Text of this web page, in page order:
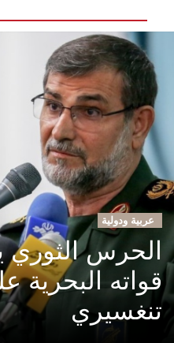
عربية ودولية
الحرس الثوري
قواته البحرية
تنغسيري